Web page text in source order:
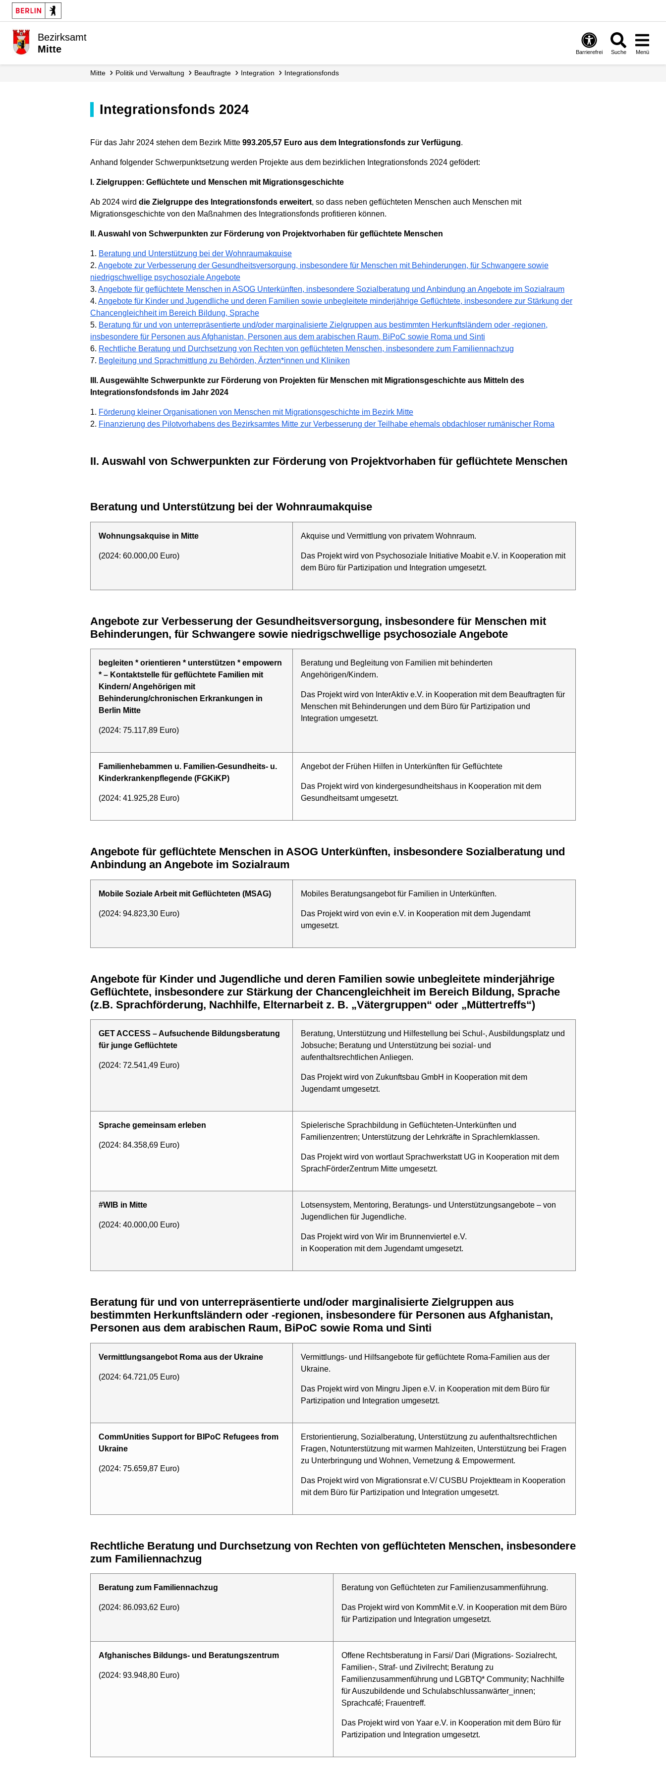
Bezirksamt
Mitte
Barrierefrei Suche Menü
Mitte Politik und Verwaltung Beauftragte Integration Integrationsfonds
Integrationsfonds 2024
Für das Jahr 2024 stehen dem Bezirk Mitte 993.205,57 Euro aus dem Integrationsfonds zur Verfügung.
Anhand folgender Schwerpunktsetzung werden Projekte aus dem bezirklichen Integrationsfonds 2024 gefödert:
I. Zielgruppen: Geflüchtete und Menschen mit Migrationsgeschichte
Ab 2024 wird die Zielgruppe des Integrationsfonds erweitert, so dass neben geflüchteten Menschen auch Menschen mit
Migrationsgeschichte von den Maßnahmen des Integrationsfonds profitieren können.
II. Auswahl von Schwerpunkten zur Förderung von Projektvorhaben für geflüchtete Menschen
1. Beratung und Unterstützung bei der Wohnraumakquise
2. Angebote zur Verbesserung der Gesundheitsversorgung, insbesondere für Menschen mit Behinderungen, für Schwangere sowie
niedrigschwellige psychosoziale Angebote
3. Angebote für geflüchtete Menschen in ASOG Unterkünften, insbesondere Sozialberatung und Anbindung an Angebote im Sozialraum
4. Angebote für Kinder und Jugendliche und deren Familien sowie unbegleitete minderjährige Geflüchtete, insbesondere zur Stärkung der
Chancengleichheit im Bereich Bildung, Sprache
5. Beratung für und von unterrepräsentierte und/oder marginalisierte Zielgruppen aus bestimmten Herkunftsländern oder -regionen,
insbesondere für Personen aus Afghanistan, Personen aus dem arabischen Raum, BiPoC sowie Roma und Sinti
6. Rechtliche Beratung und Durchsetzung von Rechten von geflüchteten Menschen, insbesondere zum Familiennachzug
7. Begleitung und Sprachmittlung zu Behörden, Ärzten*innen und Kliniken
III. Ausgewählte Schwerpunkte zur Förderung von Projekten für Menschen mit Migrationsgeschichte aus Mitteln des
Integrationsfondsfonds im Jahr 2024
1. Förderung kleiner Organisationen von Menschen mit Migrationsgeschichte im Bezirk Mitte
2. Finanzierung des Pilotvorhabens des Bezirksamtes Mitte zur Verbesserung der Teilhabe ehemals obdachloser rumänischer Roma
II. Auswahl von Schwerpunkten zur Förderung von Projektvorhaben für geflüchtete Menschen
Beratung und Unterstützung bei der Wohnraumakquise
Wohnungsakquise in Mitte
(2024: 60.000,00 Euro)
Akquise und Vermittlung von privatem Wohnraum.
Das Projekt wird von Psychosoziale Initiative Moabit e.V. in Kooperation mit
dem Büro für Partizipation und Integration umgesetzt.
Angebote zur Verbesserung der Gesundheitsversorgung, insbesondere für Menschen mit
Behinderungen, für Schwangere sowie niedrigschwellige psychosoziale Angebote
begleiten * orientieren * unterstützen * empowern
* – Kontaktstelle für geflüchtete Familien mit
Kindern/ Angehörigen mit
Behinderung/chronischen Erkrankungen in
Berlin Mitte
(2024: 75.117,89 Euro)
Beratung und Begleitung von Familien mit behinderten
Angehörigen/Kindern.
Das Projekt wird von InterAktiv e.V. in Kooperation mit dem Beauftragten für
Menschen mit Behinderungen und dem Büro für Partizipation und
Integration umgesetzt.
Familienhebammen u. Familien-Gesundheits- u.
Kinderkrankenpflegende (FGKiKP)
(2024: 41.925,28 Euro)
Angebot der Frühen Hilfen in Unterkünften für Geflüchtete
Das Projekt wird von kindergesundheitshaus in Kooperation mit dem
Gesundheitsamt umgesetzt.
Angebote für geflüchtete Menschen in ASOG Unterkünften, insbesondere Sozialberatung und
Anbindung an Angebote im Sozialraum
Mobile Soziale Arbeit mit Geflüchteten (MSAG)
(2024: 94.823,30 Euro)
Mobiles Beratungsangebot für Familien in Unterkünften.
Das Projekt wird von evin e.V. in Kooperation mit dem Jugendamt
umgesetzt.
Angebote für Kinder und Jugendliche und deren Familien sowie unbegleitete minderjährige
Geflüchtete, insbesondere zur Stärkung der Chancengleichheit im Bereich Bildung, Sprache
(z.B. Sprachförderung, Nachhilfe, Elternarbeit z. B. „Vätergruppen“ oder „Müttertreffs“)
GET ACCESS – Aufsuchende Bildungsberatung
für junge Geflüchtete
(2024: 72.541,49 Euro)
Beratung, Unterstützung und Hilfestellung bei Schul-, Ausbildungsplatz und
Jobsuche; Beratung und Unterstützung bei sozial- und
aufenthaltsrechtlichen Anliegen.
Das Projekt wird von Zukunftsbau GmbH in Kooperation mit dem
Jugendamt umgesetzt.
Sprache gemeinsam erleben
(2024: 84.358,69 Euro)
Spielerische Sprachbildung in Geflüchteten-Unterkünften und
Familienzentren; Unterstützung der Lehrkräfte in Sprachlernklassen.
Das Projekt wird von wortlaut Sprachwerkstatt UG in Kooperation mit dem
SprachFörderZentrum Mitte umgesetzt.
#WIB in Mitte
(2024: 40.000,00 Euro)
Lotsensystem, Mentoring, Beratungs- und Unterstützungsangebote – von
Jugendlichen für Jugendliche.
Das Projekt wird von Wir im Brunnenviertel e.V.
in Kooperation mit dem Jugendamt umgesetzt.
Beratung für und von unterrepräsentierte und/oder marginalisierte Zielgruppen aus
bestimmten Herkunftsländern oder -regionen, insbesondere für Personen aus Afghanistan,
Personen aus dem arabischen Raum, BiPoC sowie Roma und Sinti
Vermittlungsangebot Roma aus der Ukraine
(2024: 64.721,05 Euro)
Vermittlungs- und Hilfsangebote für geflüchtete Roma-Familien aus der
Ukraine.
Das Projekt wird von Mingru Jipen e.V. in Kooperation mit dem Büro für
Partizipation und Integration umgesetzt.
CommUnities Support for BIPoC Refugees from
Ukraine
(2024: 75.659,87 Euro)
Erstorientierung, Sozialberatung, Unterstützung zu aufenthaltsrechtlichen
Fragen, Notunterstützung mit warmen Mahlzeiten, Unterstützung bei Fragen
zu Unterbringung und Wohnen, Vernetzung & Empowerment.
Das Projekt wird von Migrationsrat e.V/ CUSBU Projektteam in Kooperation
mit dem Büro für Partizipation und Integration umgesetzt.
Rechtliche Beratung und Durchsetzung von Rechten von geflüchteten Menschen, insbesondere
zum Familiennachzug
Beratung zum Familiennachzug
(2024: 86.093,62 Euro)
Beratung von Geflüchteten zur Familienzusammenführung.
Das Projekt wird von KommMit e.V. in Kooperation mit dem Büro
für Partizipation und Integration umgesetzt.
Afghanisches Bildungs- und Beratungszentrum
(2024: 93.948,80 Euro)
Offene Rechtsberatung in Farsi/ Dari (Migrations- Sozialrecht,
Familien-, Straf- und Zivilrecht; Beratung zu
Familienzusammenführung und LGBTQ* Community; Nachhilfe
für Auszubildende und Schulabschlussanwärter_innen;
Sprachcafé; Frauentreff.
Das Projekt wird von Yaar e.V. in Kooperation mit dem Büro für
Partizipation und Integration umgesetzt.